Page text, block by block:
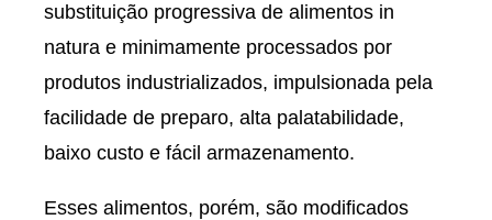
substituição progressiva de alimentos in
natura e minimamente processados por
produtos industrializados, impulsionada pela
facilidade de preparo, alta palatabilidade,
baixo custo e fácil armazenamento.
Esses alimentos, porém, são modificados